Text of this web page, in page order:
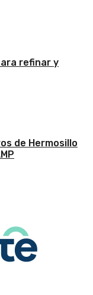
refinar y
de Hermosillo